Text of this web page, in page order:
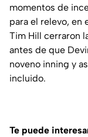
momentos de
para el relevo, en
Tim Hill cerraron
antes de que
noveno inning y
incluido.
Te puede